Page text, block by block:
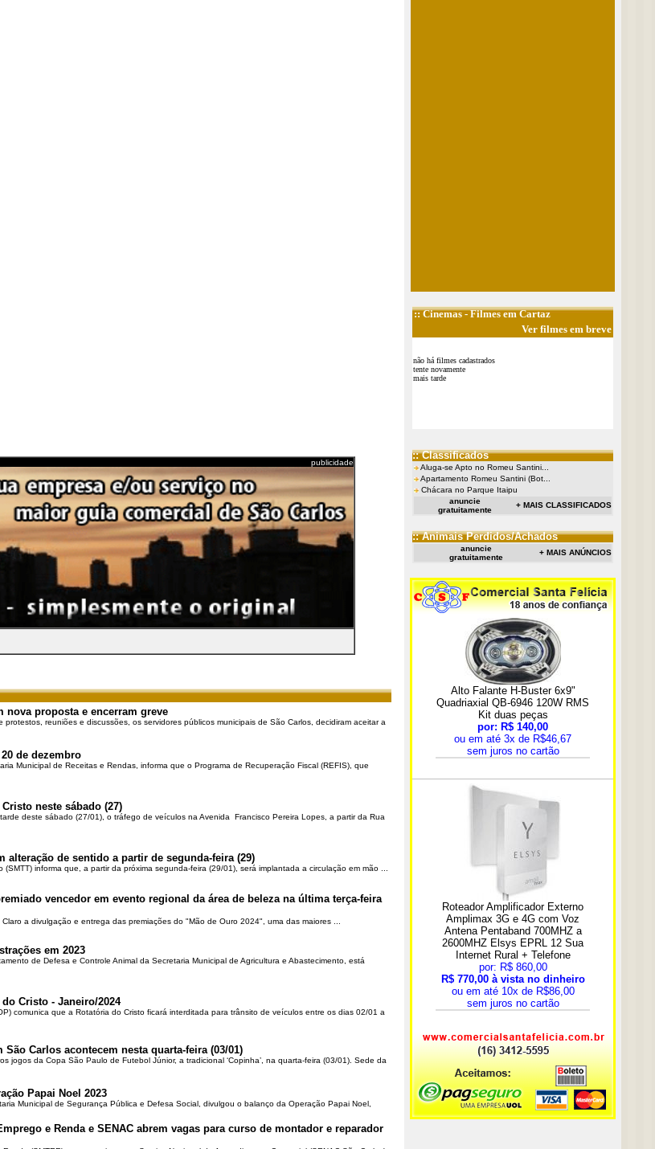
publicidade
nova proposta e encerram greve
reuniões e discussões, os servidores públicos municipais de São Carlos, decidiram aceitar a
de dezembro
Municipal de Receitas e Rendas, informa que o Programa de Recuperação Fiscal (REFIS), que
neste sábado (27)
deste sábado (27/01), o tráfego de veículos na Avenida Francisco Pereira Lopes, a partir da Rua
alteração de sentido a partir de segunda-feira (29)
informa que, a partir da próxima segunda-feira (29/01), será implantada a circulação em mão ...
vencedor em evento regional da área de beleza na última terça-feira
a divulgação e entrega das premiações do "Mão de Ouro 2024", uma das maiores ...
em 2023
de Defesa e Controle Animal da Secretaria Municipal de Agricultura e Abastecimento, está
Cristo - Janeiro/2024
comunica que a Rotatória do Cristo ficará interditada para trânsito de veículos entre os dias 02/01 a
São Carlos acontecem nesta quarta-feira (03/01)
jogos da Copa São Paulo de Futebol Júnior, a tradicional ‘Copinha’, na quarta-feira (03/01). Sede da
Papai Noel 2023
Municipal de Segurança Pública e Defesa Social, divulgou o balanço da Operação Papai Noel,
e Renda e SENAC abrem vagas para curso de montador e reparador
::Cinemas- Filmes em Cartaz
Ver filmes em breve
não há filmes cadastrados
tente novamente
mais tarde
:: Classificados
Aluga-se Apto no Romeu Santini...
Apartamento Romeu Santini (Bot...
Chácara no Parque Itaipu
anuncie
gratuitamente
+ MAIS CLASSIFICADOS
:: Animais Perdidos/Achados
anuncie
gratuitamente
+ MAIS ANÚNCIOS